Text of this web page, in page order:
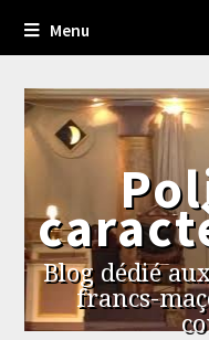
Menu
Blog dédié
francs-